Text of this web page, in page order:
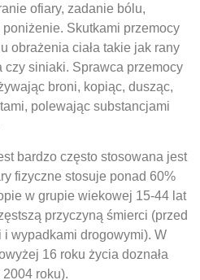
ofiary, zadanie bólu,
Skutkami przemocy
obrażenia ciała takie jak rany
czy siniaki. Sprawca przemocy
broni, kopiąc, dusząc,
polewając substancjami
bardzo często stosowana jest
fizyczne stosuje ponad 60%
w grupie wiekowej 15-44 lat
przyczyną śmierci (przed
wypadkami drogowymi). W
16 roku życia doznała
roku).